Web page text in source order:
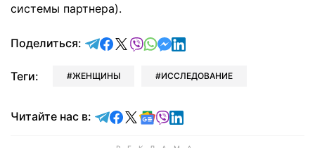
системы партнера).
Поделиться: отправить в Telegram
поделиться в Facebook
поделиться в X
отправить в Viber
отправить в Whatsapp
отправить в Messenger
отправить в LinkedIn
Теги: ЖЕНЩИНЫ ИССЛЕДОВАНИЕ
Читайте нас в: Читайте в Telegram
Читайте в Facebook
Читайте в X
Читайте в Google news
Читайте в Viber
Читайте в LinkedIn